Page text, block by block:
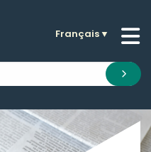
Français▼